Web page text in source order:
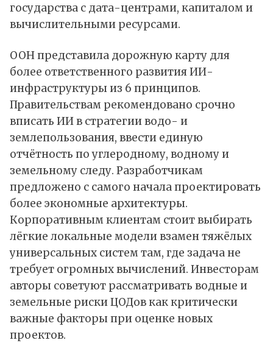
государства с дата-центрами, капиталом и
вычислительными ресурсами.
ООН представила дорожную карту для
более ответственного развития ИИ-
инфраструктуры из 6 принципов.
Правительствам рекомендовано срочно
вписать ИИ в стратегии водо- и
землепользования, ввести единую
отчётность по углеродному, водному и
земельному следу. Разработчикам
предложено с самого начала проектировать
более экономные архитектуры.
Корпоративным клиентам стоит выбирать
лёгкие локальные модели взамен тяжёлых
универсальных систем там, где задача не
требует огромных вычислений. Инвесторам
авторы советуют рассматривать водные и
земельные риски ЦОДов как критически
важные факторы при оценке новых
проектов.